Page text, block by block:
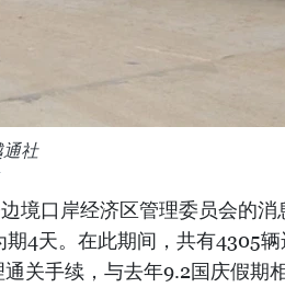
社
境口岸经济区管理委员会的消
4天。在此期间，共有4305辆
关手续，与去年9.2国庆假期